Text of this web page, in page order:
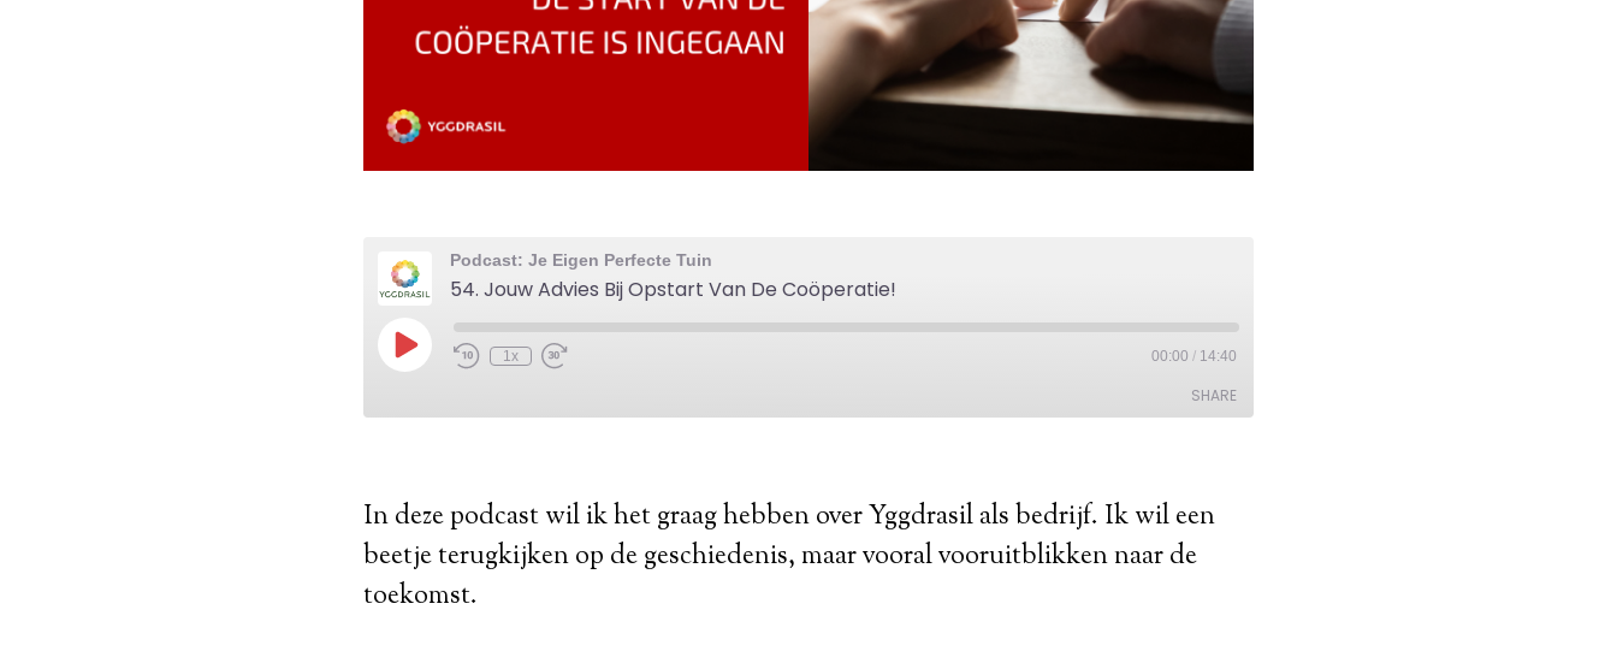
In deze podcast wil ik het graag hebben over Yggdrasil als bedrijf. Ik wil een
beetje terugkijken op de geschiedenis, maar vooral vooruitblikken naar de
toekomst.